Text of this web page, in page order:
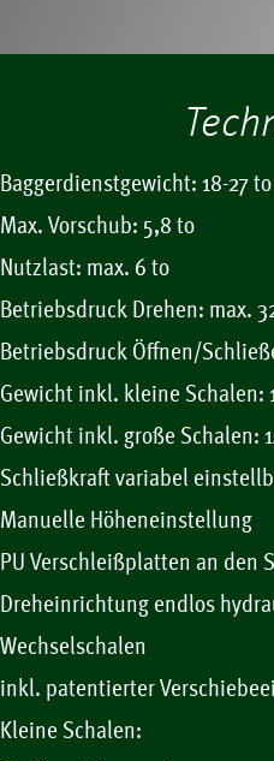
Baggerdienstgewicht: 18-27 to
Max. Vorschub: 5,8 to
Nutzlast: max. 6 to
Betriebsdruck Drehen: max.
Betriebsdruck Öffnen/
Gewicht inkl. kleine Schalen:
Gewicht inkl. große Schalen:
Schließkraft variabel
Manuelle Höheneinstellung
PU Verschleißplatten an den
Dreheinrichtung endlos
Wechselschalen
inkl. patentierter
Kleine Schalen: